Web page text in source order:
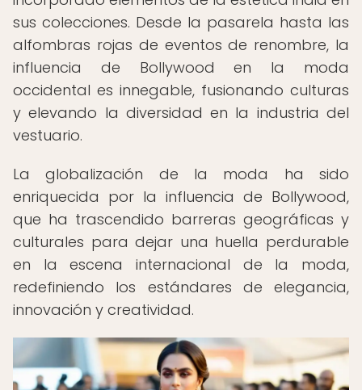
sus colecciones. Desde la pasarela hasta las
alfombras rojas de eventos de renombre, la
influencia de Bollywood en la moda
occidental es innegable, fusionando culturas
y elevando la diversidad en la industria del
vestuario.
La globalización de la moda ha sido
enriquecida por la influencia de Bollywood,
que ha trascendido barreras geográficas y
culturales para dejar una huella perdurable
en la escena internacional de la moda,
redefiniendo los estándares de elegancia,
innovación y creatividad.